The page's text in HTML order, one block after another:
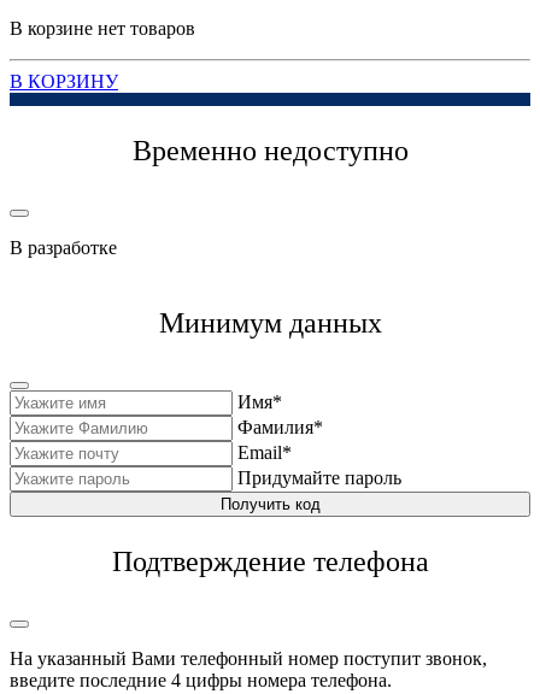
В корзине нет товаров
В КОРЗИНУ
Временно недоступно
В разработке
Минимум данных
Имя*
Фамилия*
Email*
Придумайте пароль
Получить код
Подтверждение телефона
На указанный Вами телефонный номер поступит звонок,
введите последние 4 цифры номера телефона.